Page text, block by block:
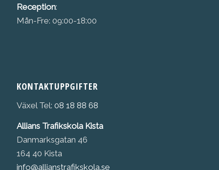
Reception:
Mån-Fre: 09:00-18:00
KONTAKTUPPGIFTER
Växel Tel: 08 18 88 68
Allians Trafikskola Kista
Danmarksgatan 46
164 40 Kista
info@allianstrafikskola.se